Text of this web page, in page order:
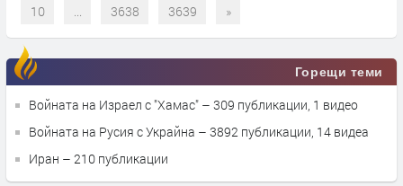
10 ... 3638 3639 »
Горещи теми
Войната на Израел с "Хамас"
– 309 публикации, 1 видео
Войната на Русия с Украйна
– 3892 публикации, 14 видеа
Иран
– 210 публикации